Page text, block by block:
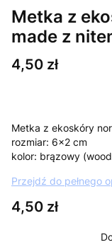
Metka z
made z
Cena
4,50 zł
Metka z ekoskóry
rozmiar: 6x2 cm
kolor: brązowy
Przejdź do pełnego
Cena
4,50 zł